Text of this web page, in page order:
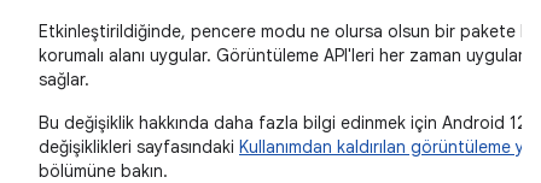
Etkinleştirildiğinde, pencere modu ne olursa olsun bir pakete
korumalı alanı uygular. Görüntüleme API'leri her zaman uygulama
sağlar.
Bu değişiklik hakkında daha fazla bilgi edinmek için Android 12
değişiklikleri sayfasındaki Kullanımdan kaldırılan görüntüleme
bölümüne bakın.